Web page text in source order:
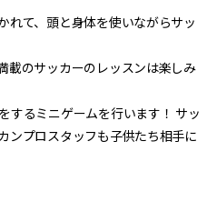
れて、頭と身体を使いながらサッ
載のサッカーのレッスンは楽しみ
するミニゲームを行います！ サッ
ンプロスタッフも子供たち相手に